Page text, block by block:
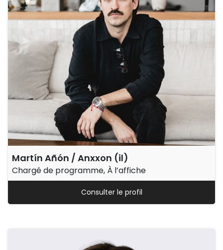
Martín Añón / Anxxon (il)
Chargé de programme, À l’affiche
Consulter le profil